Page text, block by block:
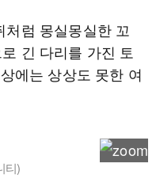
럼 몽실몽실한 꼬
긴 다리를 가진 토
에는 상상도 못한 여
티)